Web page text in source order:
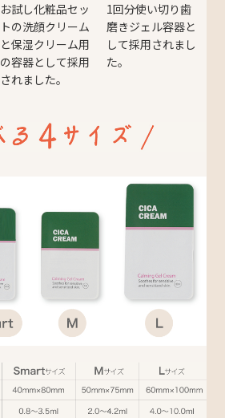
お試し化粧品セッ
トの洗顔クリーム
と保湿クリーム用
の容器として採用
されました。
1回分使い切り歯
磨きジェル容器と
して採用されまし
た。